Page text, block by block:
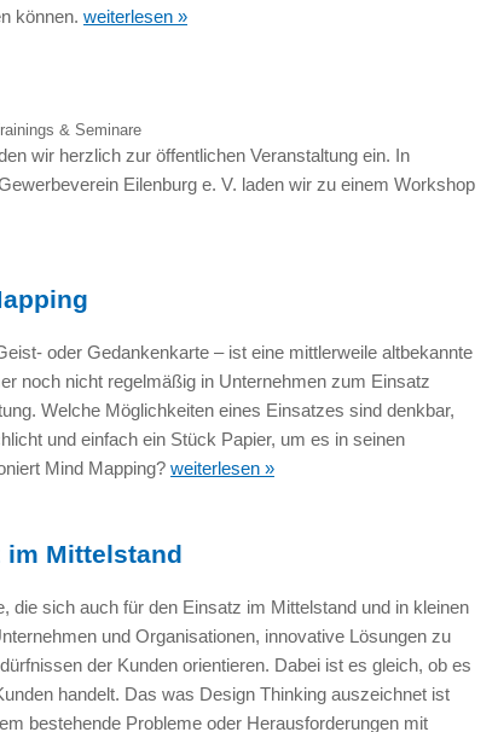
können. weiterlesen »
& Seminare
wir herzlich zur öffentlichen Veranstaltung ein. In
Eilenburg e. V. laden wir zu einem Workshop
oder Gedankenkarte – ist eine mittlerweile altbekannte
noch nicht regelmäßig in Unternehmen zum Einsatz
Welche Möglichkeiten eines Einsatzes sind denkbar,
und einfach ein Stück Papier, um es in seinen
Mind Mapping? weiterlesen »
im Mittelstand
die sich auch für den Einsatz im Mittelstand und in kleinen
und Organisationen, innovative Lösungen zu
der Kunden orientieren. Dabei ist es gleich, ob es
handelt. Das was Design Thinking auszeichnet ist
bestehende Probleme oder Herausforderungen mit